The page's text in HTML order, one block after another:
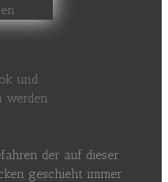
und
werden
der auf dieser
geschieht immer